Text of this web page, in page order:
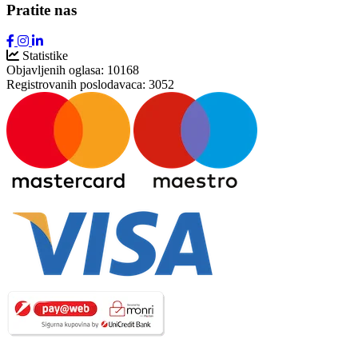
Pratite nas
Statistike
Objavljenih oglasa: 10168
Registrovanih poslodavaca: 3052